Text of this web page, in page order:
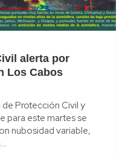
alerta por
Los Cabos
de Protección Civil y
para este martes se
nubosidad variable,